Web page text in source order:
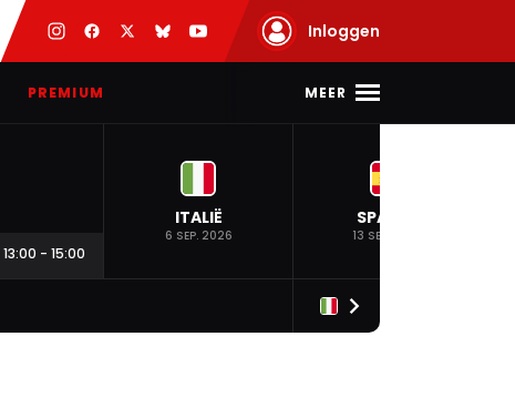
Inloggen
PREMIUM MEER
13:00 - 15:00
ITALIË
6 SEP. 2026
SPANJE
13 SEP. 2026